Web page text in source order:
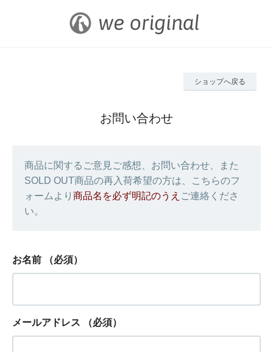
ショップへ戻る
お問い合わせ
商品に関するご意見ご感想、お問い合わせ、また
SOLD OUT商品の再入荷希望の方は、こちらのフ
ォームより 商品名を必ず明記のうえ ご連絡くださ
い。
お名前 （必須）
メールアドレス （必須）